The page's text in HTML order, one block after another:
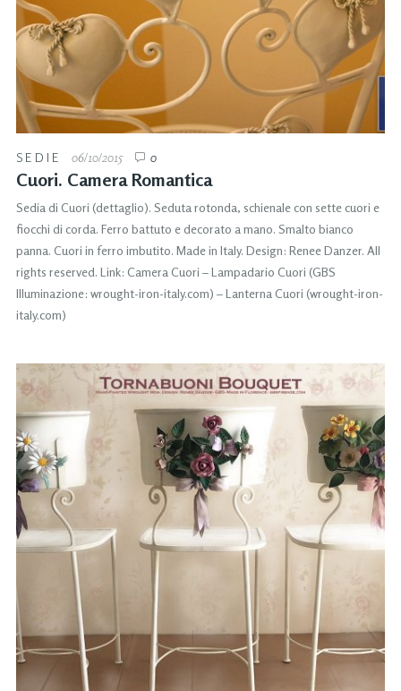
SEDIE 06/10/2015 0
Cuori. Camera Romantica
Sedia di Cuori (dettaglio). Seduta rotonda, schienale con sette cuori e
fiocchi di corda. Ferro battuto e decorato a mano. Smalto bianco
panna. Cuori in ferro imbutito. Made in Italy. Design: Renee Danzer. All
rights reserved. Link: Camera Cuori – Lampadario Cuori (GBS
Illuminazione: wrought-iron-italy.com) – Lanterna Cuori (wrought-iron-
italy.com)